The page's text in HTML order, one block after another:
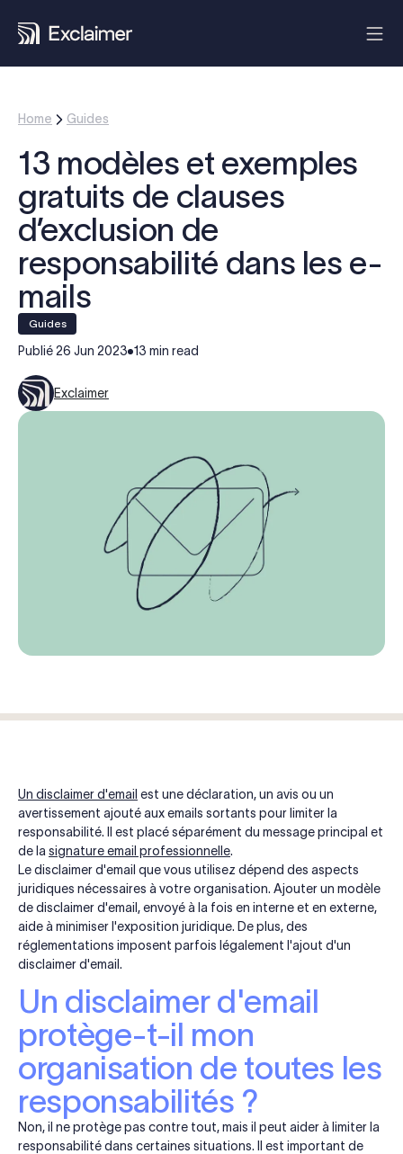
Home Guides
13 modèles et exemples
gratuits de clauses
d’exclusion de
responsabilité dans les e-
mails
guides
Publié 26 Jun 2023 13 min read
Exclaimer
Un disclaimer d'email est une déclaration, un avis ou un
avertissement ajouté aux emails sortants pour limiter la
responsabilité. Il est placé séparément du message principal et
de la signature email professionnelle.
Le disclaimer d'email que vous utilisez dépend des aspects
juridiques nécessaires à votre organisation. Ajouter un modèle
de disclaimer d'email, envoyé à la fois en interne et en externe,
aide à minimiser l'exposition juridique. De plus, des
réglementations imposent parfois légalement l'ajout d'un
disclaimer d'email.
Un disclaimer d'email
protège-t-il mon
organisation de toutes les
responsabilités ?
Non, il ne protège pas contre tout, mais il peut aider à limiter la
responsabilité dans certaines situations. Il est important de